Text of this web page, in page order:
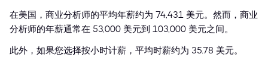
在美国，商业分析师的平均年薪约为 74,431 美元。然而，商业
分析师的年薪通常在 53,000 美元到 103,000 美元之间。
此外，如果您选择按小时计薪，平均时薪约为 35.78 美元。